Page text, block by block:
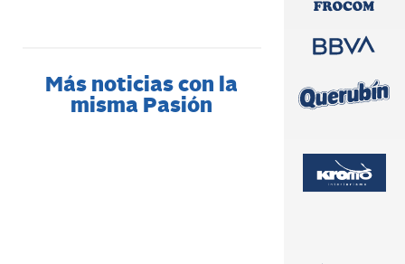
Más noticias con la
misma Pasión